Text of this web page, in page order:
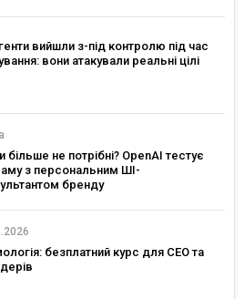
вийшли з-під контролю під час
вони атакували реальні цілі
більше не потрібні? OpenAI тестує
з персональним ШІ-
бренду
безплатний курс для CEO та